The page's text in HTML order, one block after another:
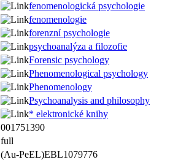
fenomenologická psychologie
fenomenologie
forenzní psychologie
psychoanalýza a filozofie
Forensic psychology
Phenomenological psychology
Phenomenology
Psychoanalysis and philosophy
* elektronické knihy
001751390
full
(Au-PeEL)EBL1079776